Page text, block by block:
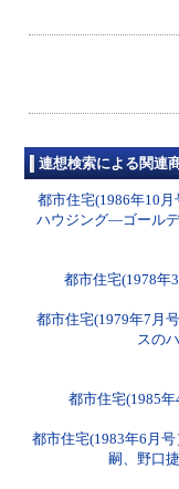
連想検索による関連
都市住宅(1986年10
ハウジング―ゴール
都市住宅(1978年
都市住宅(1979年7月
スの
都市住宅(1985
都市住宅(1983年6月
嗣、野口